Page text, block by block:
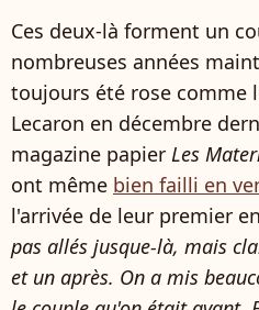
Ces deux-là forment un
nombreuses années
toujours été rose comme
Lecaron en décembre
magazine papier Les
ont même bien failli en
l'arrivée de leur premier
pas allés jusque-là, mais
et un après. On a mis